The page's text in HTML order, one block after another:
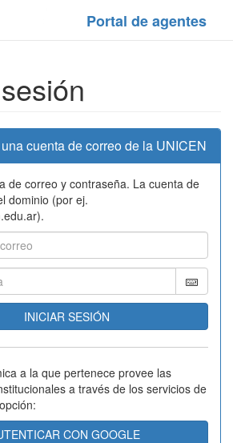
Portal de agentes
cuenta de correo de la UNICEN
de correo y contraseña. La cuenta de
dominio (por ej.
INICIAR SESIÓN
a la que pertenece provee las
a través de los servicios de
CON GOOGLE